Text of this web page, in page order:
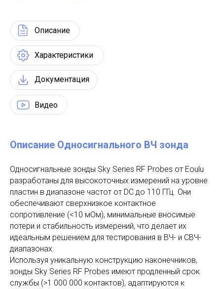
Описание
Характеристики
Документация
Видео
Описание Односигнального ВЧ зонда
Односигнальные зонды Sky Series RF Probes от Eoulu
разработаны для высокоточных измерений на уровне
пластин в диапазоне частот от DC до 110 ГГц. Они
обеспечивают сверхнизкое контактное
сопротивление (<10 мОм), минимальные вносимые
потери и стабильность измерений, что делает их
идеальным решением для тестирования в ВЧ- и СВЧ-
диапазонах.
Используя уникальную конструкцию наконечников,
зонды Sky Series RF Probes имеют продленный срок
службы (>1 000 000 контактов), адаптируются к